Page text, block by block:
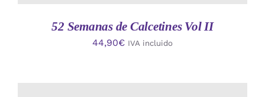
52 Semanas de Calcetines Vol II
44,90€ IVA incluido